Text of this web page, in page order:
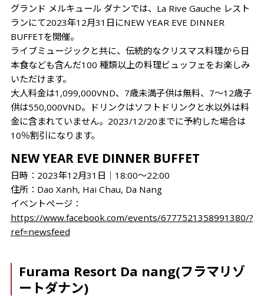
グランド メルキュール ダナンでは、La Rive Gauche レスト
ランにて2023年12月31日にNEW YEAR EVE DINNER
BUFFETを開催。
ライブミュージックと共に、伝統的なクリスマス料理から日
本食なども含んだ100 種類以上の料理ビュッフェをお楽しみ
いただけます。
大人料金は1,099,000VND、7歳未満子供は無料、7～12歳子
供は550,000VND。ドリンクはソフトドリンクと水以外は料
金に含まれていません。2023/12/20までに予約した場合は
10％割引になります。
NEW YEAR EVE DINNER BUFFET
日時：2023年12月31日│18:00～22:00
住所：Dao Xanh, Hai Chau, Da Nang
イベントページ：
https://www.facebook.com/events/6777521358991380/?
ref=newsfeed
Furama Resort Da nang(フラマリゾ
ートダナン)